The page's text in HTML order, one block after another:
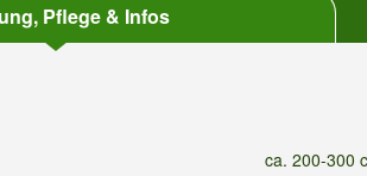
Pflege & Infos
ca. 200-300